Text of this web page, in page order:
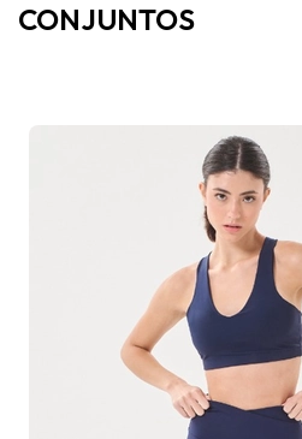
CONJUNTOS